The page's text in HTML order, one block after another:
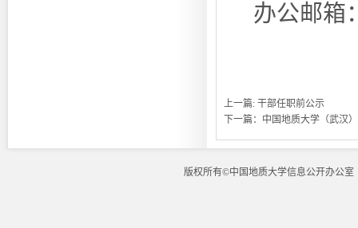
办公邮箱
上一篇: 干部任职前公示
下一篇： 中国地质大学（武汉
版权所有©中国地质大学信息公开办公